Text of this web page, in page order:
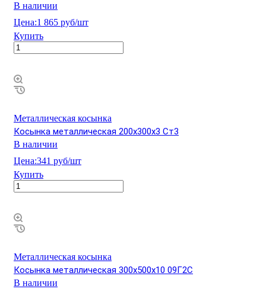
В наличии
Цена:1 865 руб/шт
Купить
Металлическая косынка
Косынка металлическая 200х300х3 Ст3
В наличии
Цена:341 руб/шт
Купить
Металлическая косынка
Косынка металлическая 300х500х10 09Г2С
В наличии